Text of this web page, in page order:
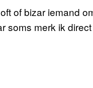
of bizar iemand
soms merk ik